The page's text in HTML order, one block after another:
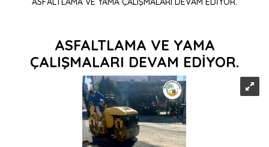
ASFALTLAMA VE YAMA
ÇALIŞMALARI DEVAM EDİYOR.